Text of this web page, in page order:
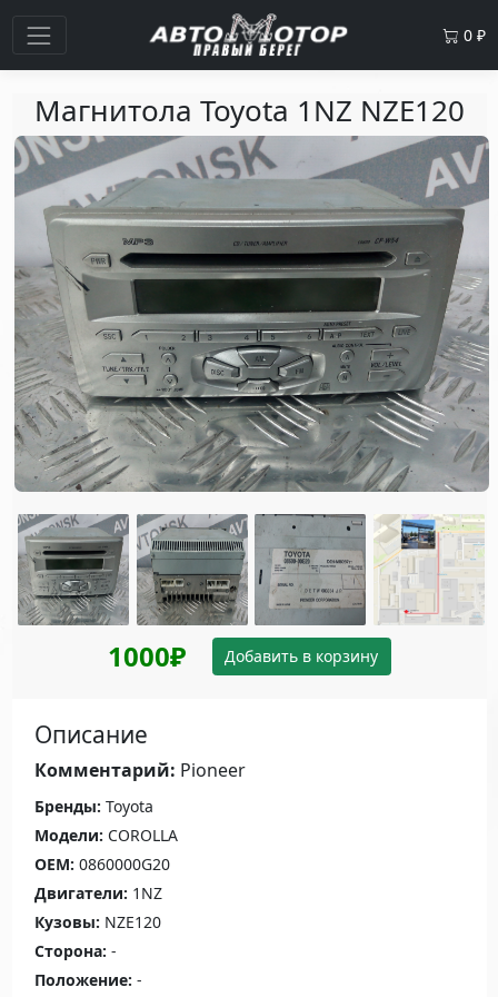
0 ₽
Магнитола Toyota 1NZ NZE120
1000₽ Добавить в корзину
Описание
Комментарий: Pioneer
Бренды: Toyota
Модели: COROLLA
OEM: 0860000G20
Двигатели: 1NZ
Кузовы: NZE120
Сторона: -
Положение: -